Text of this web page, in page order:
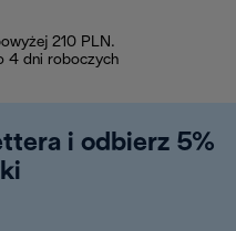
210 PLN.
4 dni roboczych
i odbierz 5%